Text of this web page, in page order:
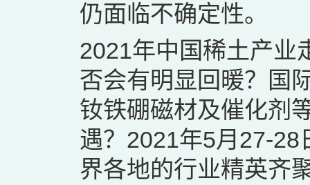
仍面临不确定性。
2021年中国稀土产业
否会有明显回暖？国
钕铁硼磁材及催化剂
遇？2021年5月27-28
界各地的行业精英齐